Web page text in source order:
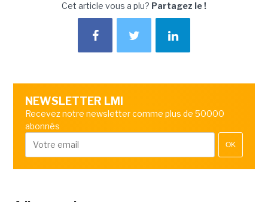
Cet article vous a plu? Partagez le !
NEWSLETTER LMI
Recevez notre newsletter comme plus de 50000
abonnés
OK